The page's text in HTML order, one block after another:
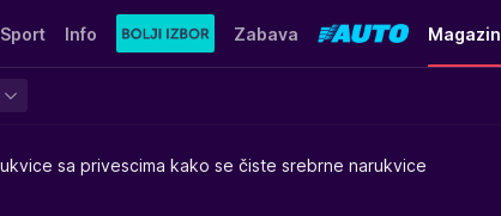
Sport Info Zabava Magazin
sa privescima kako se čiste srebrne narukvice